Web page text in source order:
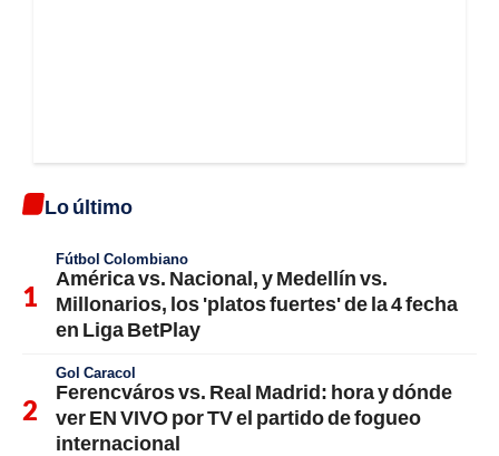
Lo último
Fútbol Colombiano
América vs. Nacional, y Medellín vs.
Millonarios, los 'platos fuertes' de la 4 fecha
en Liga BetPlay
Gol Caracol
Ferencváros vs. Real Madrid: hora y dónde
ver EN VIVO por TV el partido de fogueo
internacional